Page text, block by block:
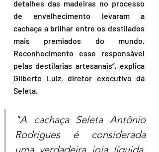
detalhes das madeiras no processo
de envelhecimento levaram a
cachaça a brilhar entre os destilados
mais premiados do mundo.
Reconhecimento esse responsável
pelas destilarias artesanais”, explica
Gilberto Luiz, diretor executivo da
Seleta.
"A cachaça Seleta Antônio
Rodrigues é considerada
uma verdadeira joia líquida,